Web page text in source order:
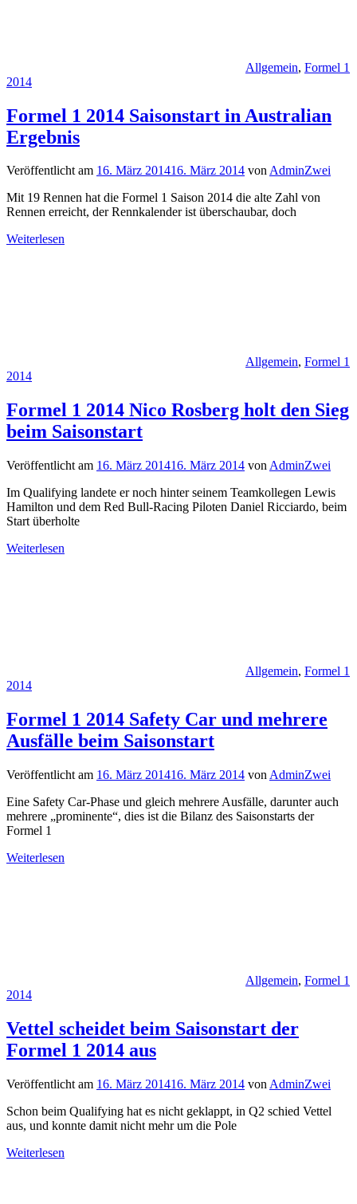
Allgemein, Formel 1
2014
Formel 1 2014 Saisonstart in Australian
Ergebnis
Veröffentlicht am 16. März 201416. März 2014 vonAdminZwei
Mit 19 Rennen hat die Formel 1 Saison 2014 die alte Zahl von
Rennen erreicht, der Rennkalender ist überschaubar, doch
Weiterlesen
Allgemein, Formel 1
2014
Formel 1 2014 Nico Rosberg holt den Sieg
beim Saisonstart
Veröffentlicht am 16. März 201416. März 2014 von AdminZwei
Im Qualifying landete er noch hinter seinem Teamkollegen Lewis
Hamilton und dem Red Bull-Racing Piloten Daniel Ricciardo, beim
Start überholte
Weiterlesen
Allgemein, Formel 1
2014
Formel 1 2014 Safety Car und mehrere
Ausfälle beim Saisonstart
Veröffentlicht am 16. März 201416. März 2014 von AdminZwei
Eine Safety Car-Phase und gleich mehrere Ausfälle, darunter auch
mehrere „prominente“, dies ist die Bilanz des Saisonstarts der
Formel 1
Weiterlesen
Allgemein, Formel 1
2014
Vettel scheidet beim Saisonstart der
Formel 1 2014 aus
Veröffentlicht am 16. März 201416. März 2014 von AdminZwei
Schon beim Qualifying hat es nicht geklappt, in Q2 schied Vettel
aus, und konnte damit nicht mehr um die Pole
Weiterlesen